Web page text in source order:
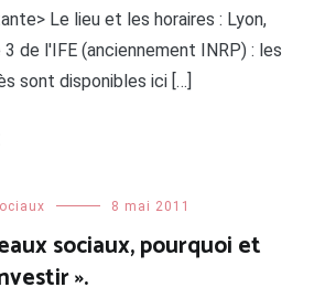
Le lieu et les horaires : Lyon,
de l'IFE (anciennement INRP) : les
sont disponibles ici […]
8 mai 2011
sociaux, pourquoi et
».